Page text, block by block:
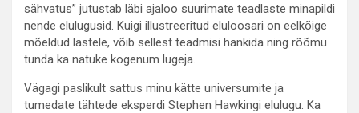
sähvatus” jutustab läbi ajaloo suurimate teadlaste minapildi
nende elulugusid. Kuigi illustreeritud eluloosari on eelkõige
mõeldud lastele, võib sellest teadmisi hankida ning rõõmu
tunda ka natuke kogenum lugeja.
Vägagi paslikult sattus minu kätte universumite ja
tumedate tähtede eksperdi Stephen Hawkingi elulugu. Ka